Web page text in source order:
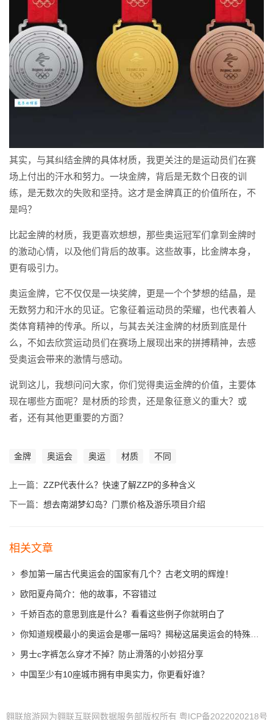
其实，与其纠结金牌的具体材质，我更关注的是运动员们在赛
场上付出的汗水和努力。一块金牌，背后是无数个日夜的训
练，是无数次的失败和坚持。这才是金牌真正的价值所在，不
是吗？
比起金牌的材质，我更喜欢想想，那些奥运冠军们拿到金牌时
的激动心情，以及他们背后的故事。这些故事，比金牌本身，
更有吸引力。
奥运金牌，它不仅仅是一块奖牌，更是一个个梦想的结晶，是
无数努力和汗水的见证。它象征着运动员的荣耀，也代表着人
类体育精神的传承。所以，与其去关注金牌的材质到底是什
么，不如去欣赏运动员们在赛场上展现出来的拼搏精神，去感
受奥运会带来的激情与感动。
说到这儿，我想问问大家，你们觉得奥运金牌的价值，主要体
现在哪些方面呢？是材质的珍贵，还是象征意义的重大？或
者，还有其他更重要的方面？
金牌 奥运会 奥运 材质 不同
上一篇： ZZP代表什么？快速了解ZZP的多种含义
下一篇： 想去南湖梦幻岛？门票价格及游乐项目介绍
相关文章
参加第一届古代奥运会的国家有几个？古老文明的辉煌！
欧阳夏舟简介：他的故事，不容错过
千娇百态的意思到底是什么？看看这些例子你就明白了
你知道规模最小的奥运会是哪一届吗？揭秘这届奥运会的特殊背景
男士c字裤怎么穿才不掉？防止滑落的小妙招分享
中国至少有10座城市拥有申奥实力，你更看好谁？
翱联旅游网为翱联互联网数据服务部版权所有 粤ICP备2022020218号